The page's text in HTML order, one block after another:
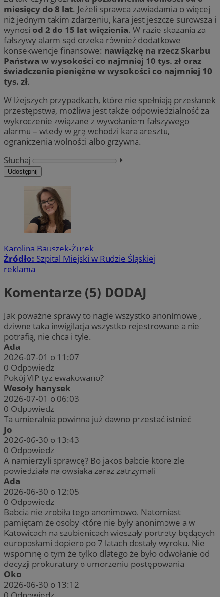
miesięcy do 8 lat. Jeżeli sprawca zawiadamia o więcej
niż jednym takim zdarzeniu, kara jest jeszcze surowsza i
wynosi od 2 do 15 lat więzienia. W razie skazania za
fałszywy alarm sąd orzeka również dodatkowe
konsekwencje finansowe: nawiązkę na rzecz Skarbu
Państwa w wysokości co najmniej 10 tys. zł oraz
świadczenie pieniężne w wysokości co najmniej 10
tys. zł.
W lżejszych przypadkach, które nie spełniają przesłanek
przestępstwa, możliwa jest także odpowiedzialność za
wykroczenie związane z wywołaniem fałszywego
alarmu – wtedy w grę wchodzi kara aresztu,
ograniczenia wolności albo grzywna.
Słuchaj
⏵︎
Udostępnij
Karolina Bauszek-Żurek
Źródło: Szpital Miejski w Rudzie Śląskiej
reklama
Komentarze (5) DODAJ
Jak poważne sprawy to nagle wszystko anonimowe ,
dziwne taka inwigilacja wszystko rejestrowane a nie
potrafią, nie chca i tyle.
Ada
2026-07-01 o 11:07
0 Odpowiedz
Pokój VIP tyz ewakowano?
Wesoły hanysek
2026-07-01 o 06:03
0 Odpowiedz
Ta umieralnia powinna już dawno przestać istnieć
Jo
2026-06-30 o 13:43
0 Odpowiedz
A namierzyli sprawcę? Bo jakos babcie ktore zle
powiedziała na owsiaka zaraz zatrzymali
Ada
2026-06-30 o 12:05
0 Odpowiedz
Babcia nie zrobiła tego anonimowo. Natomiast
pamiętam że osoby które nie były anonimowe a w
Katowicach na szubienicach wieszały portrety będących
europosłami dopiero po 7 latach dostały wyroku. Nie
wspomnę o tym że tylko dlatego że było odwołanie od
decyzji prokuratury o umorzeniu postępowania
Oko
2026-06-30 o 13:12